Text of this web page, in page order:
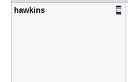
hawkins